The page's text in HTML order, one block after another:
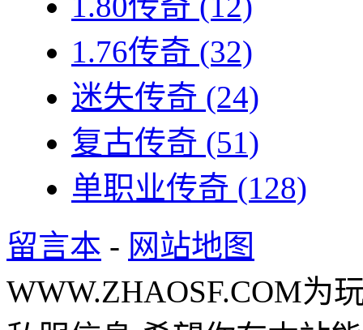
1.76传奇 (32)
迷失传奇 (24)
复古传奇 (51)
单职业传奇 (128)
留言本 - 网站地图
WWW.ZHAOSF.COM为